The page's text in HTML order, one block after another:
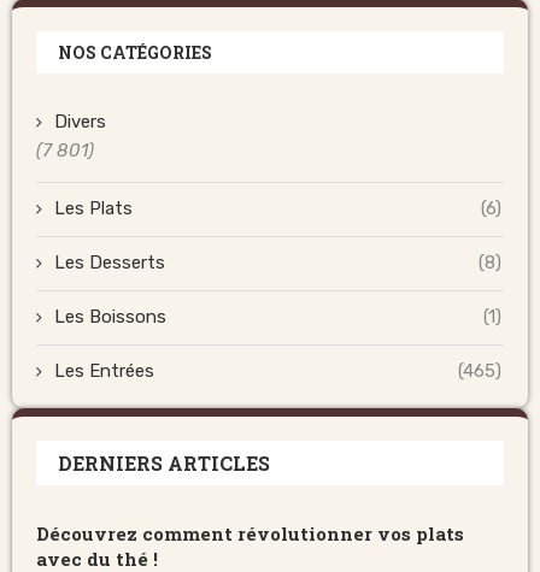
NOS CATÉGORIES
Divers
(7 801)
Les Plats (6)
Les Desserts (8)
Les Boissons (1)
Les Entrées (465)
DERNIERS ARTICLES
Découvrez comment révolutionner vos plats
avec du thé !